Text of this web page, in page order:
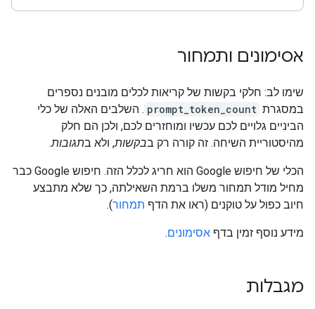
אסימונים ותמחור
שימו לב: חלקי בקשות של קריאות לכלים מובנים נספרים
במסגרת prompt_token_count . השלבים האלה של כלי
הביניים גלויים לכם עכשיו ומוחזרים לכם, ולכן הם חלק
מהיסטוריית השיחה. זה קורה רק בבקשות, ולא בתגובות.
הכלי של חיפוש Google הוא חריג לכלל הזה. חיפוש Google כבר
מחיל מודל תמחור משלו ברמת השאילתה, כך שלא מתבצע
חיוב כפול על טוקנים (ראו את הדף תמחור).
מידע נוסף זמין בדף אסימונים.
מגבלות